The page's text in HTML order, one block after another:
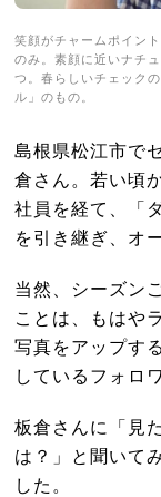
笑顔がチャームポイン
のみ。素顔に近いナチ
つ。春らしいチェック
ル」のもの。
島根県松江市で
倉さん。若い頃
社員を経て、「
を引き継ぎ、オ
当然、シーズン
ことは、もはや
写真をアップす
しているフォロ
板倉さんに「見
は？」と聞いて
した。